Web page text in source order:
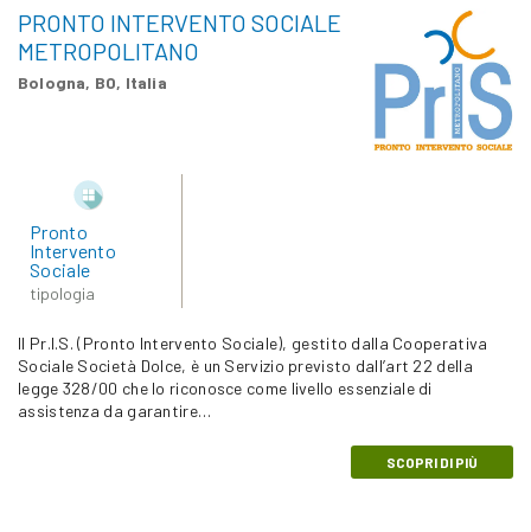
PRONTO INTERVENTO SOCIALE
METROPOLITANO
Bologna, BO, Italia
Pronto
Intervento
Sociale
tipologia
Il Pr.I.S. (Pronto Intervento Sociale), gestito dalla Cooperativa
Sociale Società Dolce, è un Servizio previsto dall’art 22 della
legge 328/00 che lo riconosce come livello essenziale di
assistenza da garantire…
SCOPRI DI PIÙ